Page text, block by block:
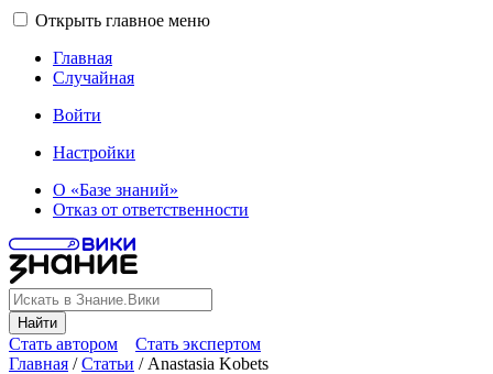
Открыть главное меню
Главная
Случайная
Войти
Настройки
О «Базе знаний»
Отказ от ответственности
Найти
Стать автором
Стать экспертом
Главная /Статьи / Anastasia Kobets